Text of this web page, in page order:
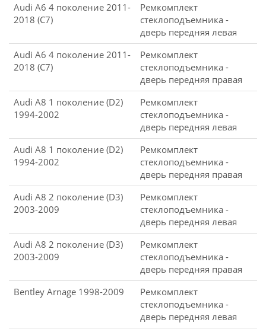
Audi A6 4 поколение 2011-
2018 (C7)
Ремкомплект
стеклоподъемника -
дверь передняя левая
Audi A6 4 поколение 2011-
2018 (C7)
Ремкомплект
стеклоподъемника -
дверь передняя правая
Audi A8 1 поколение (D2)
1994-2002
Ремкомплект
стеклоподъемника -
дверь передняя левая
Audi A8 1 поколение (D2)
1994-2002
Ремкомплект
стеклоподъемника -
дверь передняя правая
Audi A8 2 поколение (D3)
2003-2009
Ремкомплект
стеклоподъемника -
дверь передняя левая
Audi A8 2 поколение (D3)
2003-2009
Ремкомплект
стеклоподъемника -
дверь передняя правая
Bentley Arnage 1998-2009
Ремкомплект
стеклоподъемника -
дверь передняя левая